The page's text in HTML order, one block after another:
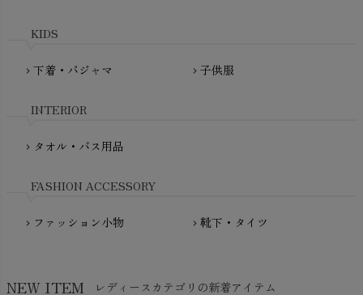
PRISTINE（プリスティン）
fromF（フロムエフ）
mini rodini（ミニロディーニ）
My Little Cozmo（マイリトルコズモ）
NewNative（ニューネイティブ）
KIDS
chevron_right 下着・パジャマ chevron_right 子供服
INTERIOR
chevron_right タオル・バス用品
FASHION ACCESSORY
chevron_right ファッション小物 chevron_right 靴下・タイツ
NEW ITEM レディースカテゴリの新着アイテム